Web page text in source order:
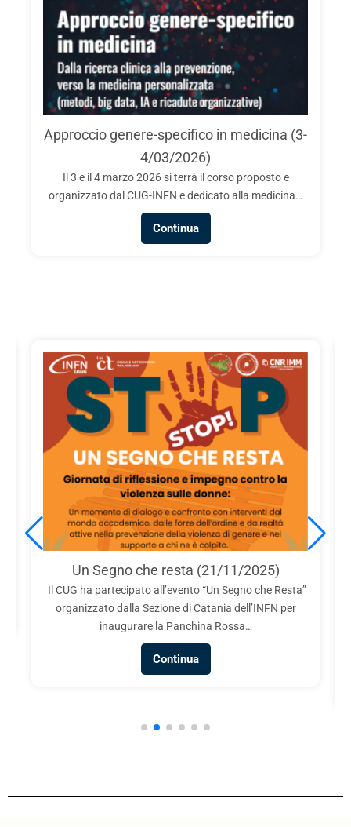
Approccio genere-specifico in medicina (3-
4/03/2026)
Il 3 e il 4 marzo 2026 si terrà il corso proposto e
organizzato dal CUG-INFN e dedicato alla medicina…
Continua
Un Segno che resta (21/11/2025)
Il CUG ha partecipato all’evento “Un Segno che Resta”
organizzato dalla Sezione di Catania dell’INFN per
inaugurare la Panchina Rossa…
Continua